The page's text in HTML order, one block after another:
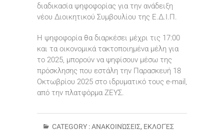
διαδικασία ψηφοφορίας για την ανάδειξη
νέου Διοικητικού Συμβουλίου της Ε.Δ.Ι.Π.
Η ψηφοφορία θα διαρκέσει μέχρι τις 17:00
και τα οικονομικά τακτοποιημένα μέλη για
το 2025, μπορούν να ψηφίσουν μέσω της
πρόσκλησης που εστάλη την Παρασκευή 18
Οκτωβρίου 2025 στο ιδρυματικό τους e-mail,
από την πλατφόρμα ΖΕΥΣ.
CATEGORY :ΑΝΑΚΟΙΝΏΣΕΙΣ, ΕΚΛΟΓΈΣ